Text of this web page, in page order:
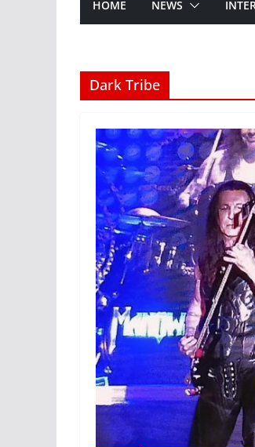
HOME NEWS
Dark Tribe